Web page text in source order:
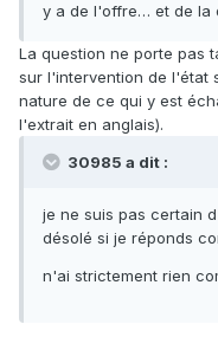
y a de l'offre… et de la
La question ne porte pas
sur l'intervention de l'état
nature de ce qui y est
l'extrait en anglais).
30985 a dit :
je ne suis pas certain
désolé si je réponds
n'ai strictement rien